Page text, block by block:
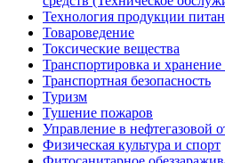
Технология продукции
Товароведение
Токсические вещества
Транспортировка и хранение
Транспортная безопасность
Туризм
Тушение пожаров
Управление в нефтегазовой
Физическая культура и спорт